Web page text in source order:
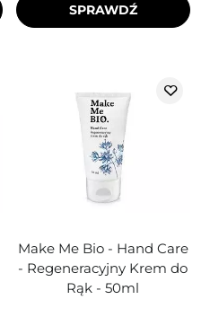
SPRAWDŹ
Make Me Bio - Hand Care
- Regeneracyjny Krem do
Rąk - 50ml